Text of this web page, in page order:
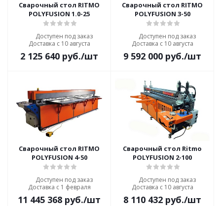
Сварочный стол RITMO
POLYFUSION 1.0-25
Доступен под заказ
Доставка с 10 августа
2 125 640 руб./шт
Сварочный стол RITMO
POLYFUSION 3-50
Доступен под заказ
Доставка с 10 августа
9 592 000 руб./шт
Сварочный стол RITMO
POLYFUSION 4-50
Доступен под заказ
Доставка с 1 февраля
11 445 368 руб./шт
Сварочный стол Ritmo
POLYFUSION 2-100
Доступен под заказ
Доставка с 10 августа
8 110 432 руб./шт